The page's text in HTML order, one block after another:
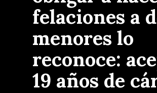
felaciones a
menores lo
reconoce:
19 años de